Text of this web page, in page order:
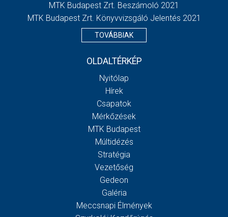
MTK Budapest Zrt. Beszámoló 2021
MTK Budapest Zrt. Könyvvizsgáló Jelentés 2021
TOVÁBBIAK
OLDALTÉRKÉP
Nyitólap
Hírek
Csapatok
Mérkőzések
MTK Budapest
Múltidézés
Stratégia
Vezetőség
Gedeon
Galéria
Meccsnapi Élmények